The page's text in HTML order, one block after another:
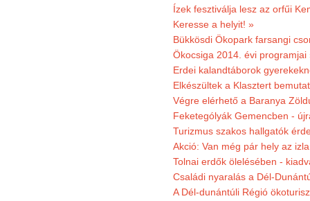
Ízek fesztiválja lesz az orfűi
Keresse a helyit! »
Bükkösdi Ökopark farsangi
Ökocsiga 2014. évi programjai
Erdei kalandtáborok
Elkészültek a Klasztert
Végre elérhető a Baranya
Feketególyák Gemencben -
Turizmus szakos hallgatók
Akció: Van még pár hely az
Tolnai erdők ölelésében -
Családi nyaralás a Dél-
A Dél-dunántúli Régió